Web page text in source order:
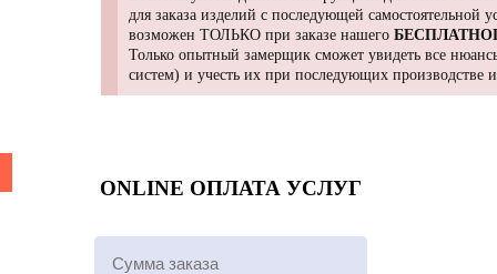
для заказа изделий с последующей
возможен ТОЛЬКО при заказе нашего
Только опытный замерщик сможет увидеть все
систем) и учесть их при последующих производстве
ONLINE ОПЛАТА УСЛУГ